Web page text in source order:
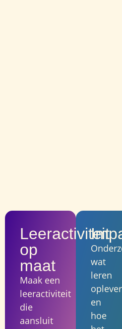
Leeractiviteit
op
maat
Maak een
leeractiviteit
die
aansluit
wat
leren
en
hoe